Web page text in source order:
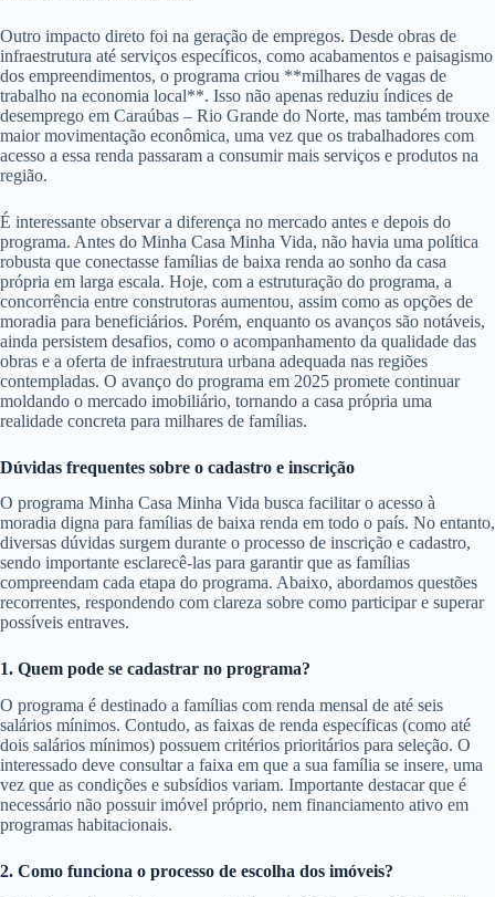
Outro impacto direto foi na geração de empregos. Desde obras de
infraestrutura até serviços específicos, como acabamentos e paisagismo
dos empreendimentos, o programa criou **milhares de vagas de
trabalho na economia local**. Isso não apenas reduziu índices de
desemprego em Caraúbas – Rio Grande do Norte, mas também trouxe
maior movimentação econômica, uma vez que os trabalhadores com
acesso a essa renda passaram a consumir mais serviços e produtos na
região.
É interessante observar a diferença no mercado antes e depois do
programa. Antes do Minha Casa Minha Vida, não havia uma política
robusta que conectasse famílias de baixa renda ao sonho da casa
própria em larga escala. Hoje, com a estruturação do programa, a
concorrência entre construtoras aumentou, assim como as opções de
moradia para beneficiários. Porém, enquanto os avanços são notáveis,
ainda persistem desafios, como o acompanhamento da qualidade das
obras e a oferta de infraestrutura urbana adequada nas regiões
contempladas. O avanço do programa em 2025 promete continuar
moldando o mercado imobiliário, tornando a casa própria uma
realidade concreta para milhares de famílias.
Dúvidas frequentes sobre o cadastro e inscrição
O programa Minha Casa Minha Vida busca facilitar o acesso à
moradia digna para famílias de baixa renda em todo o país. No entanto,
diversas dúvidas surgem durante o processo de inscrição e cadastro,
sendo importante esclarecê-las para garantir que as famílias
compreendam cada etapa do programa. Abaixo, abordamos questões
recorrentes, respondendo com clareza sobre como participar e superar
possíveis entraves.
1. Quem pode se cadastrar no programa?
O programa é destinado a famílias com renda mensal de até seis
salários mínimos. Contudo, as faixas de renda específicas (como até
dois salários mínimos) possuem critérios prioritários para seleção. O
interessado deve consultar a faixa em que a sua família se insere, uma
vez que as condições e subsídios variam. Importante destacar que é
necessário não possuir imóvel próprio, nem financiamento ativo em
programas habitacionais.
2. Como funciona o processo de escolha dos imóveis?